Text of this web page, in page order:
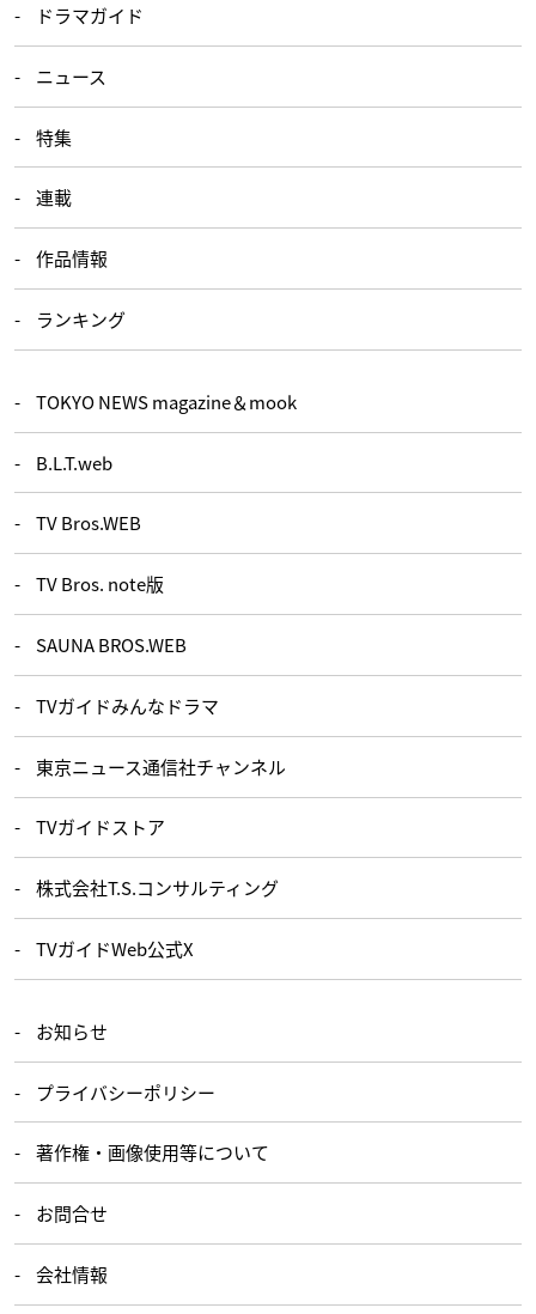
ドラマガイド
ニュース
特集
連載
作品情報
ランキング
TOKYO NEWS magazine＆mook
B.L.T.web
TV Bros.WEB
TV Bros. note版
SAUNA BROS.WEB
TVガイドみんなドラマ
東京ニュース通信社チャンネル
TVガイドストア
株式会社T.S.コンサルティング
TVガイドWeb公式X
お知らせ
プライバシーポリシー
著作権・画像使用等について
お問合せ
会社情報